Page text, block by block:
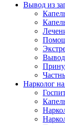
Вывод из
Вывод
Нарколог